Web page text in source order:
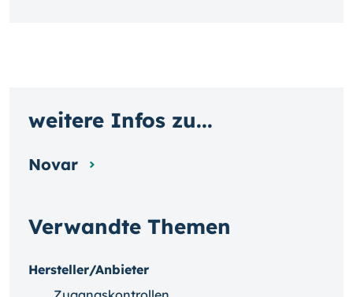
Verwandte Themen
Hersteller/Anbieter
weitere Infos zu...
Novar